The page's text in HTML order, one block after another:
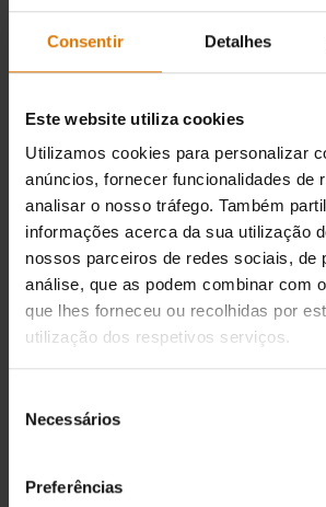
Consentir Detalhes
Este website utiliza cookies
Utilizamos cookies para personalizar
anúncios, fornecer funcionalidades de
analisar o nosso tráfego. Também
informações acerca da sua utilização
nossos parceiros de redes sociais, de
análise, que as podem combinar com
que lhes forneceu ou recolhidas por
utilização dos respetivos serviços.
Necessários
Preferências
dependerá de inúmeros
podem ser aqui considerados,
tamanho do alimento, a
Tempos de cozedura: Frango
Tempos de cozedura: Legumes